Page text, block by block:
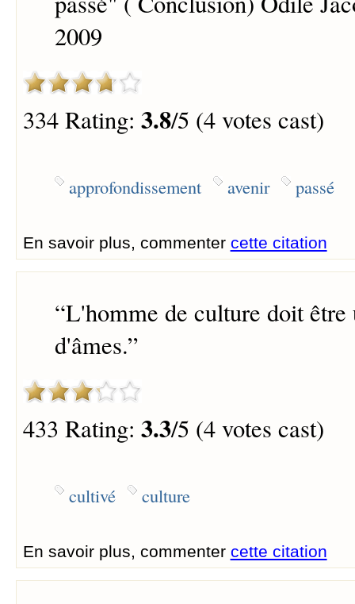
2009
334 Rating: 3.8/5 (4 votes cast)
approfondissement avenir passé
En savoir plus, commenter cette citation
“L'homme de culture doit être
d'âmes.”
433 Rating: 3.3/5 (4 votes cast)
cultivé culture
En savoir plus, commenter cette citation